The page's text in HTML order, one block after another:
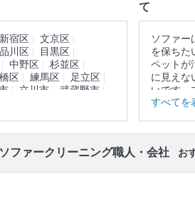
新宿区
文京区
品川区
目黒区
中野区
杉並区
区 練馬区
足立区
立川市
武蔵野市
市
西多摩郡
て
ソファー
を保ちた
ペットが
に見えな
いです。
ら、落ち
▼表示価
の作業範
すべてを
ファークリーニング職人・会社 お